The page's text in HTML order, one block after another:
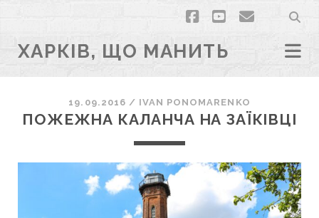
facebook
youtubeemail
ХАРКІВ, ЩО МАНИТЬ
19.09.2016 / ІVAN PONOMARENKO
ПОЖЕЖНА КАЛАНЧА НА ЗАЇКІВЦІ